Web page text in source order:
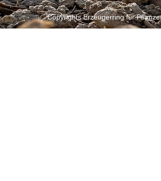
Copyrights Erzeugerring für